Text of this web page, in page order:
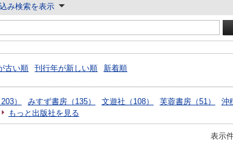
み検索を表示
古い順 刊行年が新しい順 新着順
） みすず書房（135） 文遊社（108） 芙蓉書房（51） 沖
もっと出版社を見る
表示